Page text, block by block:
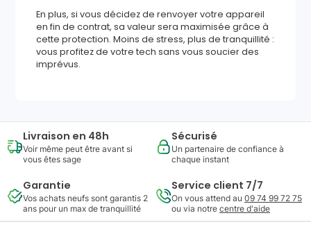
En plus, si vous décidez de renvoyer votre appareil
en fin de contrat, sa valeur sera maximisée grâce à
cette protection. Moins de stress, plus de tranquillité :
vous profitez de votre tech sans vous soucier des
imprévus.
Livraison en 48h
Voir même peut être avant si
vous êtes sage
Sécurisé
Un partenaire de confiance à
chaque instant
Garantie
Vos achats neufs sont garantis 2
ans pour un max de tranquillité
Service client 7/7
On vous attend au 09 74 99 72 75
ou via notre centre d'aide